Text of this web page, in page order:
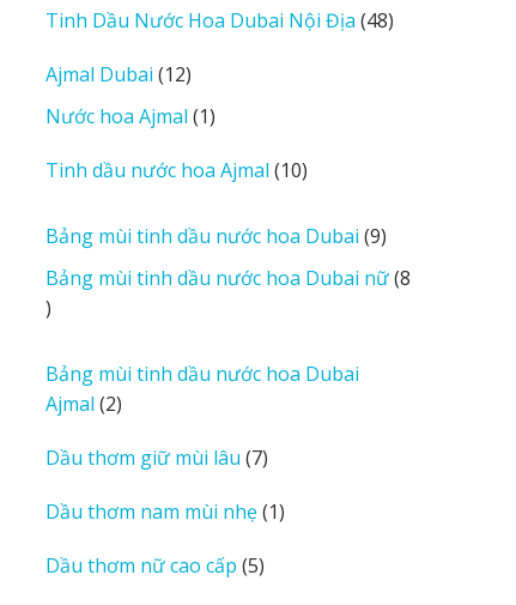
d
r
v
e
Tinh Dầu Nước Hoa Dubai Nội Địa 4848
Ajmal Dubai 1212
sản
phẩm
Nước hoa Ajmal 11
phẩm
Tinh dầu nước hoa Ajmal 1010
phẩm
Bảng mùi tinh dầu nước hoa Dubai 99
sản
phẩm
Bảng mùi tinh dầu nước hoa Dubai nữ 8
8
phẩm
Bảng mùi tinh dầu nước hoa Dubai
Ajmal 22
phẩm
Dầu thơm giữ mùi lâu 77
phẩm
Dầu thơm nam mùi nhẹ 11
Dầu thơm nữ cao cấp 55